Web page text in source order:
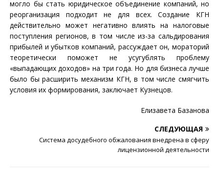
могло бы стать юридическое объединение компаний, но
реорганизация подходит не для всех. Создание КГН
действительно может негативно влиять на налоговые
поступления регионов, в том числе из-за сальдирования
прибылей и убытков компаний, рассуждает он, мораторий
теоретически поможет не усугублять проблему
«выпадающих доходов» на три года. Но для бизнеса лучше
было бы расширить механизм КГН, в том числе смягчить
условия их формирования, заключает Кузнецов.
Елизавета Базанова
СЛЕДУЮЩАЯ
Система досудебного обжалования внедрена в сферу
лицензионной деятельности